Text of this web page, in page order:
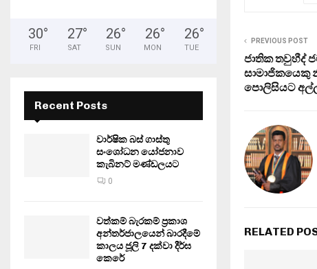
PREVIOUS POST
ජාතික තවුහීද්
සාමාජිකයෙකු
පොලිසියට
RELATED
30°
FRI
27°
SAT
26°
SUN
26°
MON
26°
TUE
Recent Posts
වාර්ෂික බස් ගාස්තු
සංශෝධන යෝජනාව
කැබිනට් මණ්ඩලයට
0
වත්කම් බැරකම් ප්‍රකාශ
අන්තර්ජාලයෙන් බාරදීමේ
කාලය ජූලි 7 දක්වා දීර්ඝ
කෙරේ